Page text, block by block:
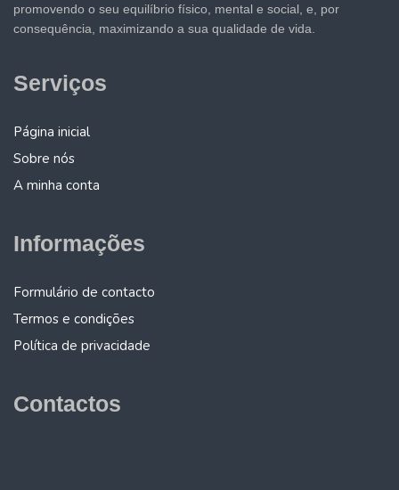
promovendo o seu equilíbrio físico, mental e social, e, por
consequência, maximizando a sua qualidade de vida.
Serviços
Página inicial
Sobre nós
A minha conta
Informações
Formulário de contacto
Termos e condições
Política de privacidade
Contactos